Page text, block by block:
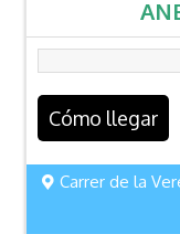
Cómo llegar
Carrer de la